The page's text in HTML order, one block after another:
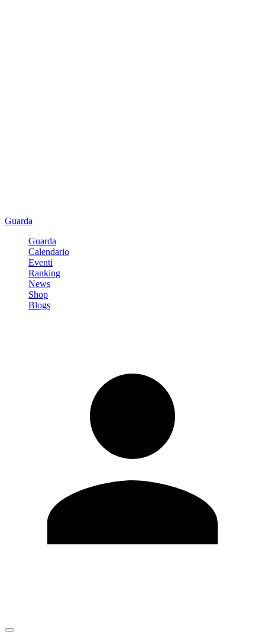
Guarda
Guarda
Calendario
Eventi
Ranking
News
Shop
Blogs